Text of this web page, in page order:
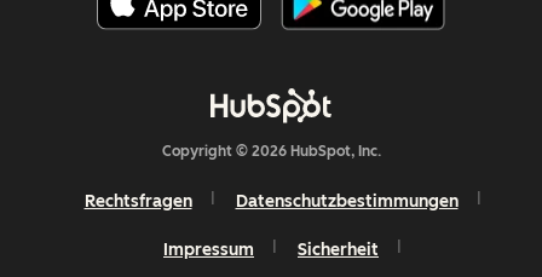
Copyright © 2026 HubSpot, Inc.
Rechtsfragen Datenschutzbestimmungen
Impressum Sicherheit